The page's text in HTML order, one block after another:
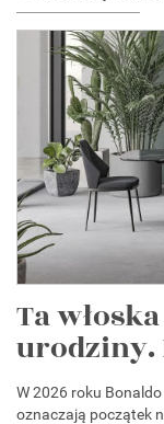
Ta
urodziny.
W 2026 roku
oznaczają początek